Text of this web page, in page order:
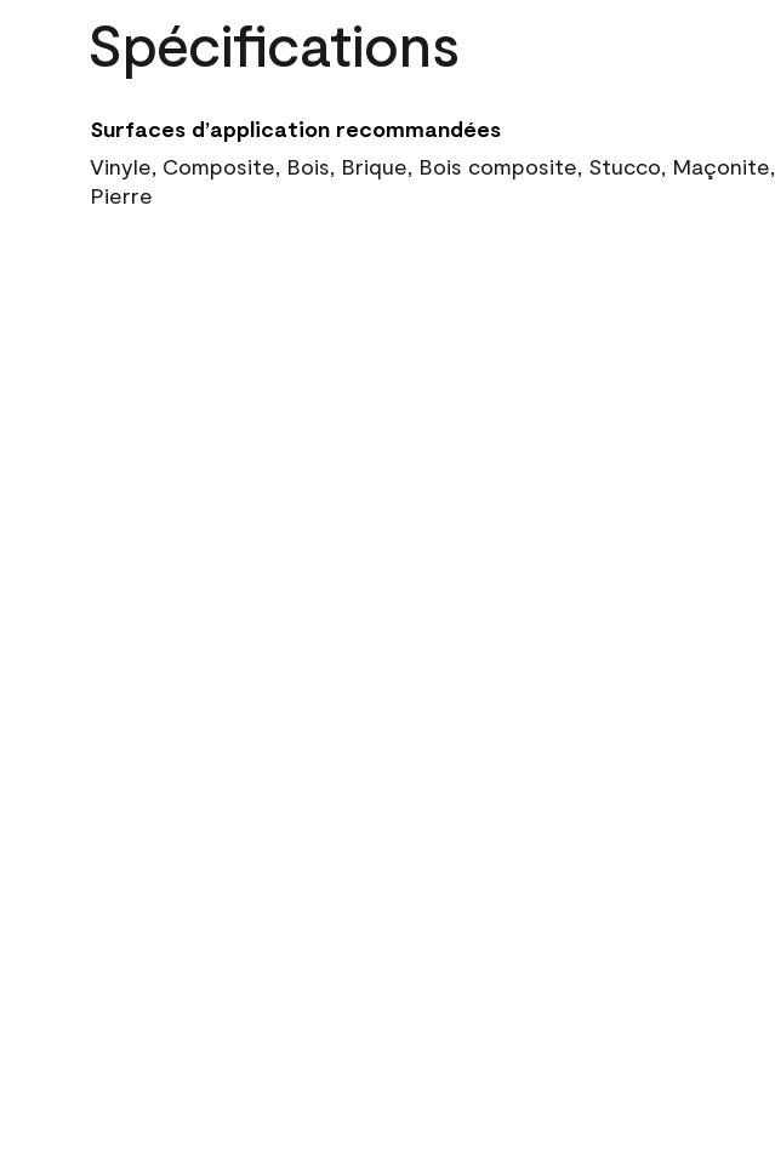
Spécifications
Surfaces d’application recommandées
Vinyle, Composite, Bois, Brique, Bois composite, Stucco, Maçonite,
Pierre